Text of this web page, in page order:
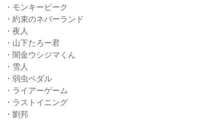
・モンキーピーク
・約束のネバーランド
・夜人
・山下たろー君
・闇金ウシジマくん
・雪人
・弱虫ペダル
・ライアーゲーム
・ラストイニング
・劉邦